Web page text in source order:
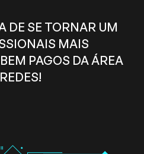
DE SE TORNAR UM
MAIS
PAGOS DA ÁREA